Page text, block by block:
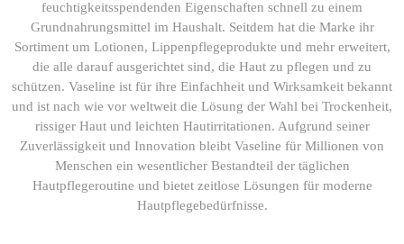
feuchtigkeitsspendenden Eigenschaften schnell zu einem
Grundnahrungsmittel im Haushalt. Seitdem hat die Marke ihr
Sortiment um Lotionen, Lippenpflegeprodukte und mehr erweitert,
die alle darauf ausgerichtet sind, die Haut zu pflegen und zu
schützen. Vaseline ist für ihre Einfachheit und Wirksamkeit bekannt
und ist nach wie vor weltweit die Lösung der Wahl bei Trockenheit,
rissiger Haut und leichten Hautirritationen. Aufgrund seiner
Zuverlässigkeit und Innovation bleibt Vaseline für Millionen von
Menschen ein wesentlicher Bestandteil der täglichen
Hautpflegeroutine und bietet zeitlose Lösungen für moderne
Hautpflegebedürfnisse.